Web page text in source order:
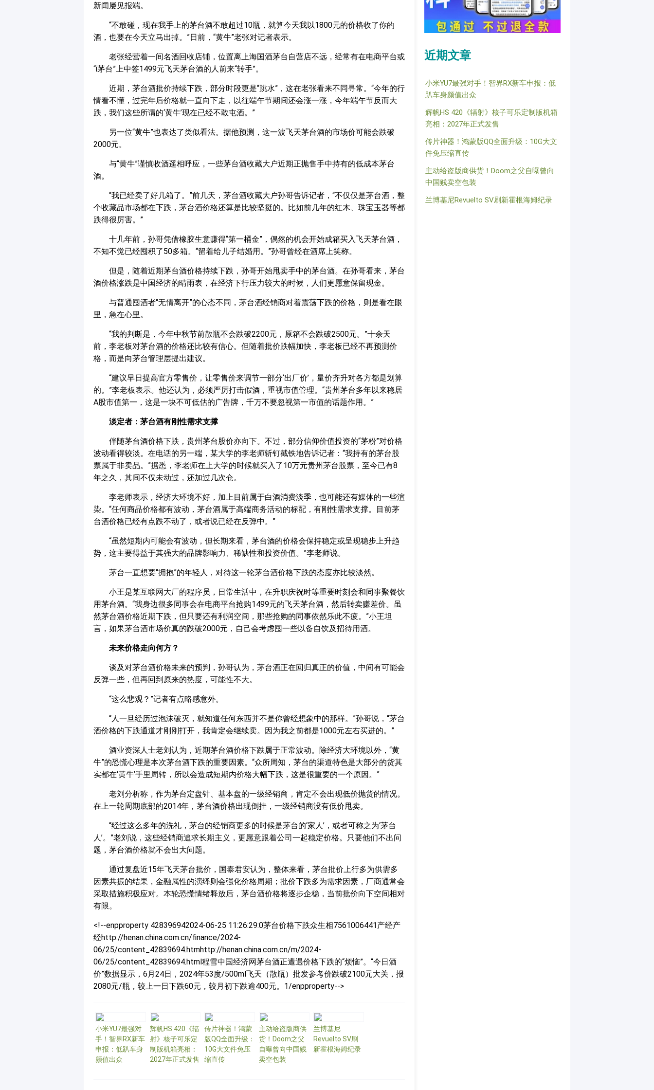
新闻屡见报端。
“不敢碰，现在我手上的茅台酒不敢超过10瓶，就算今天我以1800元的价格收了你的
酒，也要在今天立马出掉。”日前，“黄牛”老张对记者表示。
老张经营着一间名酒回收店铺，位置离上海国酒茅台自营店不远，经常有在电商平台或
“i茅台”上中签1499元飞天茅台酒的人前来“转手”。
近期，茅台酒批价持续下跌，部分时段更是“跳水”，这在老张看来不同寻常。“今年的行
情看不懂，过完年后价格就一直向下走，以往端午节期间还会涨一涨，今年端午节反而大
跌，我们这些所谓的‘黄牛’现在已经不敢屯酒。”
另一位“黄牛”也表达了类似看法。据他预测，这一波飞天茅台酒的市场价可能会跌破
2000元。
与“黄牛”谨慎收酒遥相呼应，一些茅台酒收藏大户近期正抛售手中持有的低成本茅台
酒。
“我已经卖了好几箱了。”前几天，茅台酒收藏大户孙哥告诉记者，“不仅仅是茅台酒，整
个收藏品市场都在下跌，茅台酒价格还算是比较坚挺的。比如前几年的红木、珠宝玉器等都
跌得很厉害。”
十几年前，孙哥凭借橡胶生意赚得“第一桶金”，偶然的机会开始成箱买入飞天茅台酒，
不知不觉已经囤积了50多箱。“留着给儿子结婚用。”孙哥曾经在酒席上笑称。
但是，随着近期茅台酒价格持续下跌，孙哥开始甩卖手中的茅台酒。在孙哥看来，茅台
酒价格涨跌是中国经济的晴雨表，在经济下行压力较大的时候，人们更愿意保留现金。
与普通囤酒者“无情离开”的心态不同，茅台酒经销商对着震荡下跌的价格，则是看在眼
里，急在心里。
“我的判断是，今年中秋节前散瓶不会跌破2200元，原箱不会跌破2500元。”十余天
前，李老板对茅台酒的价格还比较有信心。但随着批价跌幅加快，李老板已经不再预测价
格，而是向茅台管理层提出建议。
“建议早日提高官方零售价，让零售价来调节一部分‘出厂价’，量价齐升对各方都是划算
的。”李老板表示。他还认为，必须严厉打击假酒，重视市值管理。“贵州茅台多年以来稳居
A股市值第一，这是一块不可低估的广告牌，千万不要忽视第一市值的话题作用。”
淡定者：茅台酒有刚性需求支撑
伴随茅台酒价格下跌，贵州茅台股价亦向下。不过，部分信仰价值投资的“茅粉”对价格
波动看得较淡。在电话的另一端，某大学的李老师斩钉截铁地告诉记者：“我持有的茅台股
票属于非卖品。”据悉，李老师在上大学的时候就买入了10万元贵州茅台股票，至今已有8
年之久，其间不仅未动过，还加过几次仓。
李老师表示，经济大环境不好，加上目前属于白酒消费淡季，也可能还有媒体的一些渲
染。“任何商品价格都有波动，茅台酒属于高端商务活动的标配，有刚性需求支撑。目前茅
台酒价格已经有点跌不动了，或者说已经在反弹中。”
“虽然短期内可能会有波动，但长期来看，茅台酒的价格会保持稳定或呈现稳步上升趋
势，这主要得益于其强大的品牌影响力、稀缺性和投资价值。”李老师说。
茅台一直想要“拥抱”的年轻人，对待这一轮茅台酒价格下跌的态度亦比较淡然。
小王是某互联网大厂的程序员，日常生活中，在升职庆祝时等重要时刻会和同事聚餐饮
用茅台酒。“我身边很多同事会在电商平台抢购1499元的飞天茅台酒，然后转卖赚差价。虽
然茅台酒价格近期下跌，但只要还有利润空间，那些抢购的同事依然乐此不疲。”小王坦
言，如果茅台酒市场价真的跌破2000元，自己会考虑囤一些以备自饮及招待用酒。
未来价格走向何方？
谈及对茅台酒价格未来的预判，孙哥认为，茅台酒正在回归真正的价值，中间有可能会
反弹一些，但再回到原来的热度，可能性不大。
“这么悲观？”记者有点略感意外。
“人一旦经历过泡沫破灭，就知道任何东西并不是你曾经想象中的那样。”孙哥说，“茅台
酒价格的下跌通道才刚刚打开，我肯定会继续卖。因为我之前都是1000元左右买进的。”
酒业资深人士老刘认为，近期茅台酒价格下跌属于正常波动。除经济大环境以外，“黄
牛”的恐慌心理是本次茅台酒下跌的重要因素。“众所周知，茅台的渠道特色是大部分的货其
实都在‘黄牛’手里周转，所以会造成短期内价格大幅下跌，这是很重要的一个原因。”
老刘分析称，作为茅台定盘针、基本盘的一级经销商，肯定不会出现低价抛货的情况。
在上一轮周期底部的2014年，茅台酒价格出现倒挂，一级经销商没有低价甩卖。
“经过这么多年的洗礼，茅台的经销商更多的时候是茅台的‘家人’，或者可称之为‘茅台
人’。”老刘说，这些经销商追求长期主义，更愿意跟着公司一起稳定价格。只要他们不出问
题，茅台酒价格就不会出大问题。
通过复盘近15年飞天茅台批价，国泰君安认为，整体来看，茅台批价上行多为供需多
因素共振的结果，金融属性的演绎则会强化价格周期；批价下跌多为需求因素，厂商通常会
采取措施积极应对。本轮恐慌情绪释放后，茅台酒价格将逐步企稳，当前批价向下空间相对
有限。
<!--enpproperty 428396942024-06-25 11:26:29:0茅台价格下跌众生相7561006441产经产
经http://henan.china.com.cn/finance/2024-
06/25/content_42839694.htmhttp://henan.china.com.cn/m/2024-
06/25/content_42839694.html程雪中国经济网茅台酒正遭遇价格下跌的“烦恼”。“今日酒
价”数据显示，6月24日，2024年53度/500ml飞天（散瓶）批发参考价跌破2100元大关，报
2080元/瓶，较上一日下跌60元，较月初下跌逾400元。1/enpproperty-->
小米YU7最强对
手！智界RX新车
申报：低趴车身
颜值出众
辉帆HS 420《辐
射》核子可乐定
制版机箱亮相：
2027年正式发售
传片神器！鸿蒙
版QQ全面升级：
10G大文件免压
缩直传
主动给盗版商供
货！Doom之父
自曝曾向中国贱
卖空包装
兰博基尼
Revuelto SV刷
新霍根海姆纪录
近期文章
小米YU7最强对手！智界RX新车申报：低
趴车身颜值出众
辉帆HS 420《辐射》核子可乐定制版机箱
亮相：2027年正式发售
传片神器！鸿蒙版QQ全面升级：10G大文
件免压缩直传
主动给盗版商供货！Doom之父自曝曾向
中国贱卖空包装
兰博基尼Revuelto SV刷新霍根海姆纪录